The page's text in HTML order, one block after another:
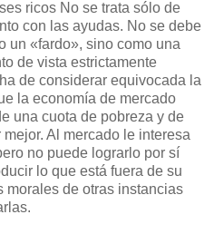
ricos No se trata sólo de
con las ayudas. No se debe
un «fardo», sino como una
de vista estrictamente
de considerar equivocada la
la economía de mercado
una cuota de pobreza y de
Al mercado le interesa
no puede lograrlo por sí
lo que está fuera de su
morales de otras instancias